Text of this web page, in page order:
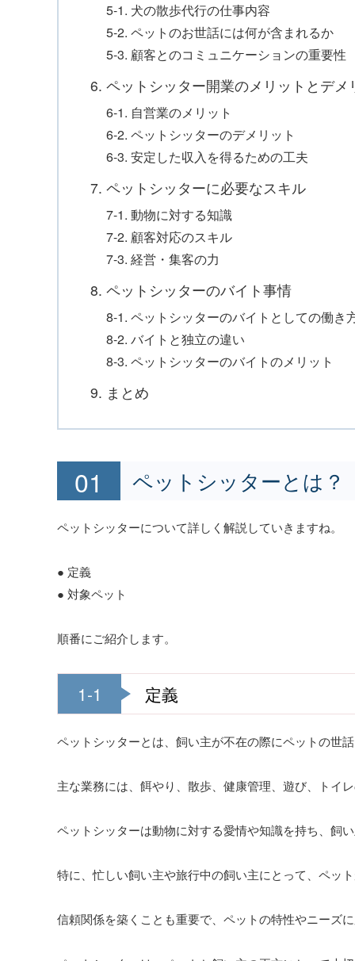
5-1. 犬の散歩代行の仕事内容
5-2. ペットのお世話には何が含まれるか
5-3. 顧客とのコミュニケーションの重要性
6. ペットシッター開業のメリットとデメ
6-1. 自営業のメリット
6-2. ペットシッターのデメリット
6-3. 安定した収入を得るための工夫
7. ペットシッターに必要なスキル
7-1. 動物に対する知識
7-2. 顧客対応のスキル
7-3. 経営・集客の力
8. ペットシッターのバイト事情
8-1. ペットシッターのバイトとしての働き
8-2. バイトと独立の違い
8-3. ペットシッターのバイトのメリット
9. まとめ
ペットシッターとは？
ペットシッターについて詳しく解説していきますね。
● 定義
● 対象ペット
順番にご紹介します。
1-1 定義
ペットシッターとは、飼い主が不在の際にペットの世
主な業務には、餌やり、散歩、健康管理、遊び、トイ
ペットシッターは動物に対する愛情や知識を持ち、飼
特に、忙しい飼い主や旅行中の飼い主にとって、ペッ
信頼関係を築くことも重要で、ペットの特性やニーズ